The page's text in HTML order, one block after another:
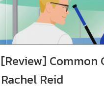
[Review] Common
Rachel Reid